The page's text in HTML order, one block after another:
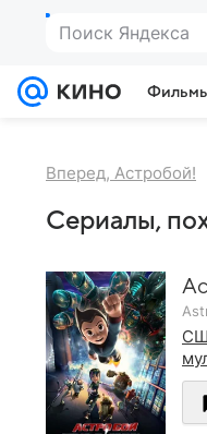
Поиск Яндекса
Вперед, Астробой!
Сериалы,